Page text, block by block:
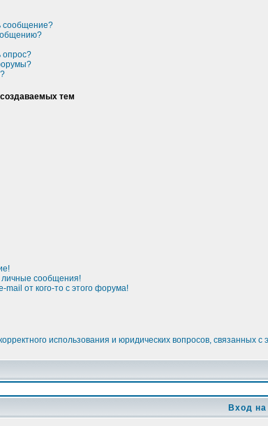
сообщение?
опрос?
тем
сообщения!
от кого-то с этого форума!
использования и юридических вопросов, связанных
Вход